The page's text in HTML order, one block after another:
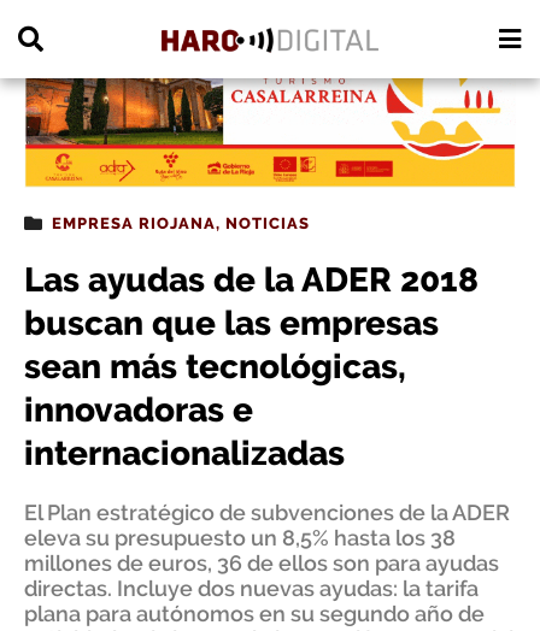
EMPRESA RIOJANA, NOTICIAS
Las ayudas de la ADER 2018
buscan que las empresas
sean más tecnológicas,
innovadoras e
internacionalizadas
El Plan estratégico de subvenciones de la ADER
eleva su presupuesto un 8,5% hasta los 38
millones de euros, 36 de ellos son para ayudas
directas. Incluye dos nuevas ayudas: la tarifa
plana para autónomos en su segundo año de